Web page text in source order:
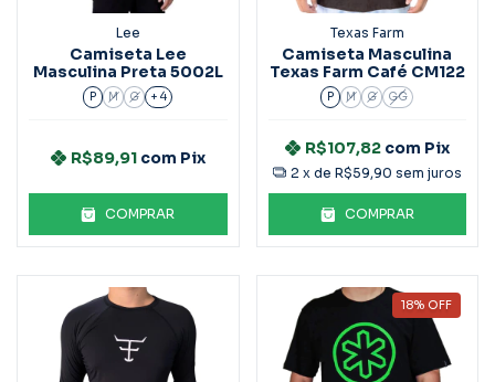
Lee
Camiseta Lee
Masculina Preta 5002L
P M G + 4
R$89,91 com Pix
COMPRAR
Texas Farm
Camiseta Masculina
Texas Farm Café CM122
P M G GG
R$107,82 com Pix
2 x de R$59,90 sem juros
COMPRAR
18% OFF